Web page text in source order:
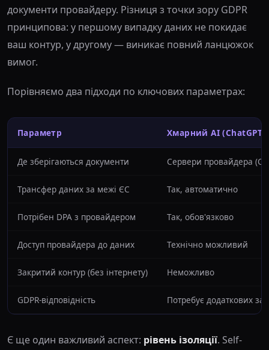
документи провайдеру. Різниця з точки зору GDPR
принципова: у першому випадку даних не покидає
ваш контур, у другому — виникає повний ланцюжок
вимог.
Порівняємо два підходи по ключових параметрах:
Параметр Хмарний AI (ChatGPT,
Де зберігаються документи Сервери провайдера
Трансфер даних за межі ЄС Так, автоматично
Потрібен DPA з провайдером Так, обов'язково
Доступ провайдера до даних Технічно можливий
Закритий контур (без інтернету) Неможливо
GDPR-відповідність Потребує додаткових
Є ще один важливий аспект: рівень ізоляції. Self-